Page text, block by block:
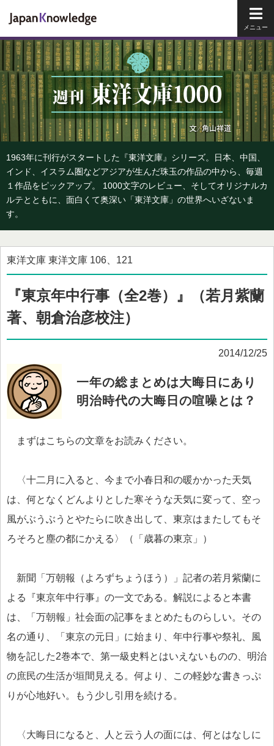
1963年に刊行がスタートした『東洋文庫』シリーズ。日本、中国、
インド、イスラム圏などアジアが生んだ珠玉の作品の中から、毎週
１作品をピックアップ。 1000文字のレビュー、そしてオリジナルカ
ルテとともに、面白くて奥深い「東洋文庫」の世界へいざないま
す。
東洋文庫 東洋文庫 106、121
『東京年中行事（全2巻）』（若月紫蘭
著、朝倉治彦校注）
2014/12/25
一年の総まとめは大晦日にあり
明治時代の大晦日の喧噪とは？
まずはこちらの文章をお読みください。
〈十二月に入ると、今まで小春日和の暖かかった天気
は、何となくどんよりとした寒そうな天気に変って、空っ
風がぶうぶうとやたらに吹き出して、東京はまたしてもそ
ろそろと塵の都にかえる〉（「歳暮の東京」）
新聞「万朝報（よろずちょうほう）」記者の若月紫蘭に
よる『東京年中行事』の一文である。解説によると本書
は、「万朝報」社会面の記事をまとめたものらしい。その
名の通り、「東京の元日」に始まり、年中行事や祭礼、風
物を記した2巻本で、第一級史料とはいえないものの、明治
の庶民の生活が垣間見える。何より、この軽妙な書きっぷ
りが心地好い。もう少し引用を続ける。
〈大晦日になると、人と云う人の面には、何とはなしに